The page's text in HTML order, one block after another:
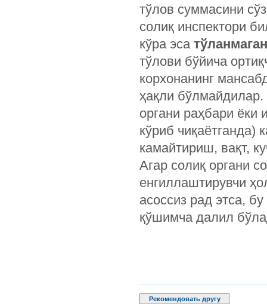
тўлов суммасини
солиқ инспектори
кўра эса
тўлови бўйича
корхонанинг
ҳақли бўлмайдилар.
органи раҳбари ёки
кўриб
камайтириш, вақт,
Агар солиқ органи
енгиллаштирувчи
асоссиз рад этса,
қўшимча далил
Рекомендовать другу